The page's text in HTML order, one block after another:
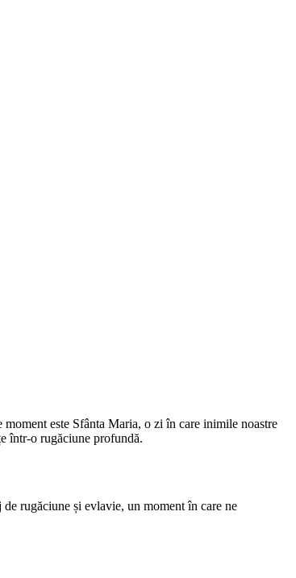
este Sfânta Maria, o zi în care inimile noastre
într-o rugăciune profundă.
rugăciune și evlavie, un moment în care ne